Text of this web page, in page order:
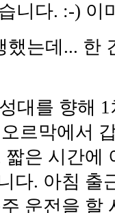
니다. :-) 이
했는데... 한
대를 향해
르막에서
은 시간에
다. 아침 출
운전을 할